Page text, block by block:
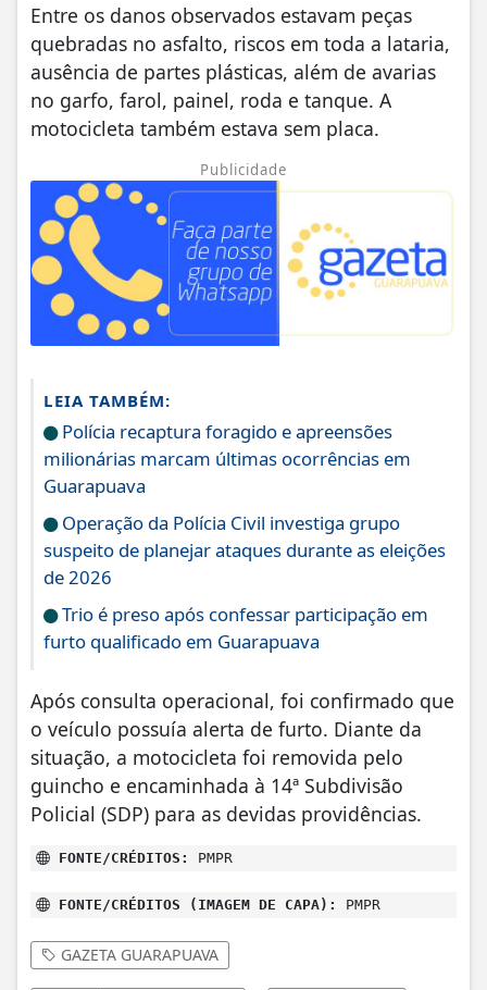
Entre os danos observados estavam peças
quebradas no asfalto, riscos em toda a lataria,
ausência de partes plásticas, além de avarias
no garfo, farol, painel, roda e tanque. A
motocicleta também estava sem placa.
Publicidade
LEIA TAMBÉM:
Polícia recaptura foragido e apreensões
milionárias marcam últimas ocorrências em
Guarapuava
Operação da Polícia Civil investiga grupo
suspeito de planejar ataques durante as eleições
de 2026
Trio é preso após confessar participação em
furto qualificado em Guarapuava
Após consulta operacional, foi confirmado que
o veículo possuía alerta de furto. Diante da
situação, a motocicleta foi removida pelo
guincho e encaminhada à 14ª Subdivisão
Policial (SDP) para as devidas providências.
FONTE/CRÉDITOS: PMPR
FONTE/CRÉDITOS (IMAGEM DE CAPA): PMPR
GAZETA GUARAPUAVA